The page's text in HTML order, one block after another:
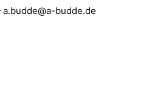
budde.de